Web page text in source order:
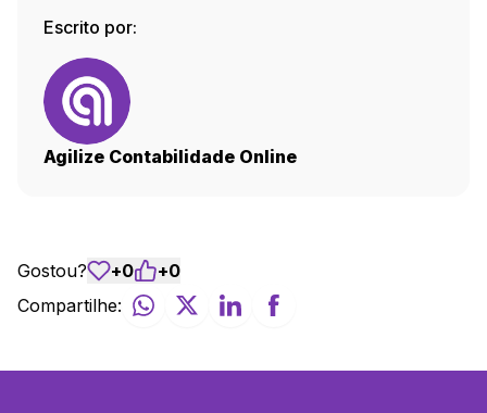
Escrito por:
Agilize Contabilidade Online
Gostou? +0 +0
Compartilhe: